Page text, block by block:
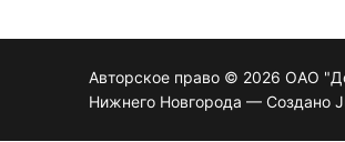
Авторское право © 2026 ОАО
Нижнего Новгорода — Создано